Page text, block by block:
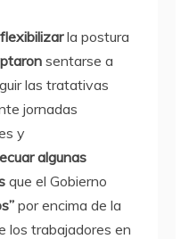
flexibilizarla postura
sentarse a
las tratativas
jornadas
y
algunas
que el Gobierno
por encima de la
los trabajadores en